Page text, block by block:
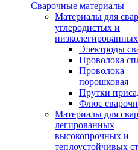
Сварочные материалы
Материалы для
углеродистых и
Электроды
Проволока
Проволока
порошковая
Прутки
Флюс
Материалы для
легированных
высокопрочных и
теплоустойчивых